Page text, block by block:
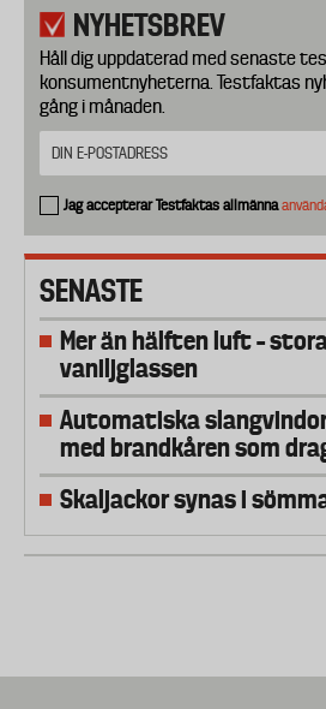
NYHETSBREV
Håll dig uppdaterad med senaste
konsumentnyheterna. Testfaktas
gång i månaden.
Jag accepterar Testfaktas allmänna
SENASTE
Mer än hälften luft –
vaniljglassen
Automatiska
med brandkåren som
Skaljackor synas i